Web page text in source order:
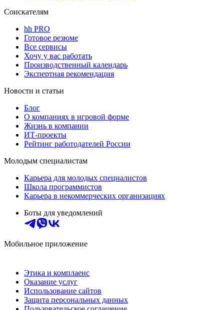
Соискателям
hh PRO
Готовое резюме
Все сервисы
Хочу у вас работать
Производственный календарь
Экспертная рекомендация
Новости и статьи
Блог
О компаниях в игровой форме
Жизнь в компании
ИТ-проекты
Рейтинг работодателей России
Молодым специалистам
Карьера для молодых специалистов
Школа программистов
Карьера в некоммерческих организациях
Боты для уведомлений
Мобильное приложение
Этика и комплаенс
Оказание услуг
Использование сайтов
Защита персональных данных